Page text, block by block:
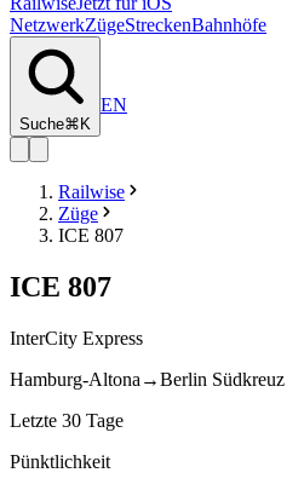
NetzwerkZügeStreckenBahnhöfe
Suche⌘K
EN
Railwise
Züge
ICE 807
ICE 807
InterCity Express
Hamburg-Altona →Berlin Südkreuz
Letzte 30 Tage
Pünktlichkeit